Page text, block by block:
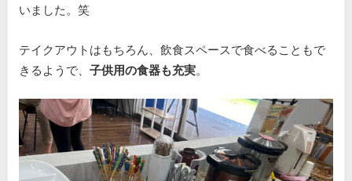
いました。笑
テイクアウトはもちろん、飲食スペースで食べることもで
きるようで、 子供用の食器も充実。